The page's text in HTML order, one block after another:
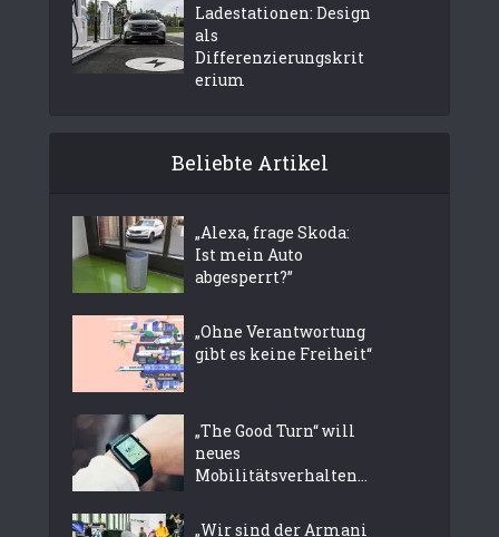
Ladestationen: Design
als
Differenzierungskrit
erium
Beliebte Artikel
„Alexa, frage Skoda:
Ist mein Auto
abgesperrt?”
„Ohne Verantwortung
gibt es keine Freiheit“
„The Good Turn“ will
neues
Mobilitätsverhalten...
„Wir sind der Armani